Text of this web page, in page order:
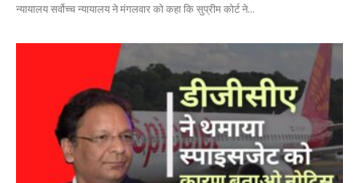
न्यायालय सर्वोच्च न्यायालय ने मंगलवार को कहा कि सुप्रीम कोर्ट ने...